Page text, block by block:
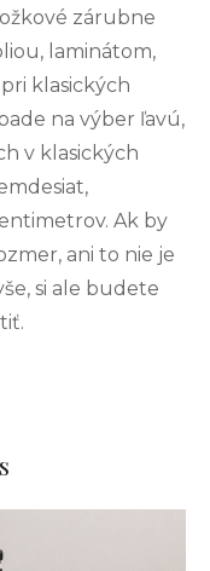
zárubne
laminátom,
klasických
na výber ľavú,
v klasických
Ak by
ani to nie je
si ale budete